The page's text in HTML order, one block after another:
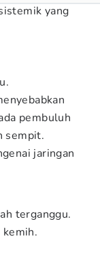
yang
pembuluh
sempit.
jaringan
terganggu.